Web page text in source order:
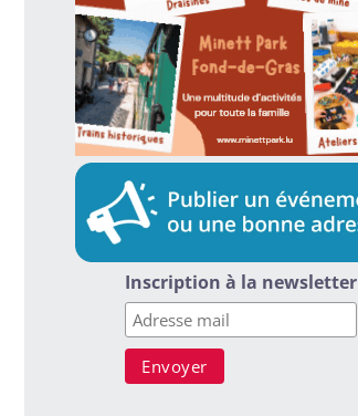
Inscription à la newsletter